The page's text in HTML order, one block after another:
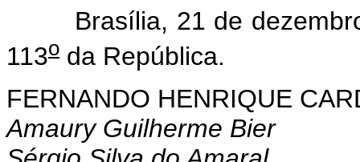
Brasília, 21 de dezembro
113o da República.
FERNANDO HENRIQUE
Amaury Guilherme Bier